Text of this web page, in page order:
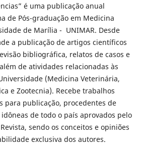
é uma publicação anual
de Pós-graduação em Medicina
de Marília - UNIMAR. Desde
a publicação de artigos científicos
bibliográfica, relatos de casos e
de atividades relacionadas às
(Medicina Veterinária,
e Zootecnia). Recebe trabalhos
para publicação, procedentes de
de todo o país aprovados pelo
sendo os conceitos e opiniões
exclusiva dos autores.